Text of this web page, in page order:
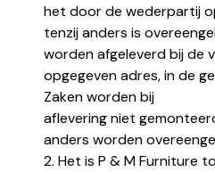
het door de wederpartij
tenzij anders is
worden afgeleverd bij de
opgegeven adres, in de
Zaken worden bij
aflevering niet
anders worden
2. Het is P & M Furniture